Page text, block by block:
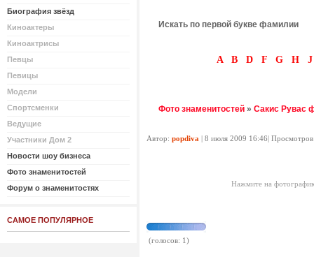
Биография звёзд
Киноактеры
Киноактрисы
Певцы
Певицы
Модели
Спортсменки
Ведущие
Участники Дом 2
Новости шоу бизнеса
Фото знаменитостей
Форум о знаменитостях
САМОЕ ПОПУЛЯРНОЕ
Искать по первой букве фамилии
A B D F G H J
Фото знаменитостей » Сакис Рувас
Автор: popdiva | 8 июля 2009 16:46|
Нажмите на
(голосов: 1)